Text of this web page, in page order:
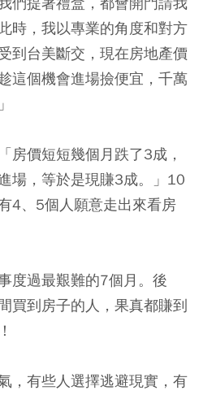
時，我以專業的角度和對方
到台美斷交，現在房地產價
這個機會進場撿便宜，千萬
房價短短幾個月跌了3成，
場，等於是現賺3成。」10
4、5個人願意走出來看房
度過最艱難的7個月。後
買到房子的人，果真都賺到
，有些人選擇逃避現實，有